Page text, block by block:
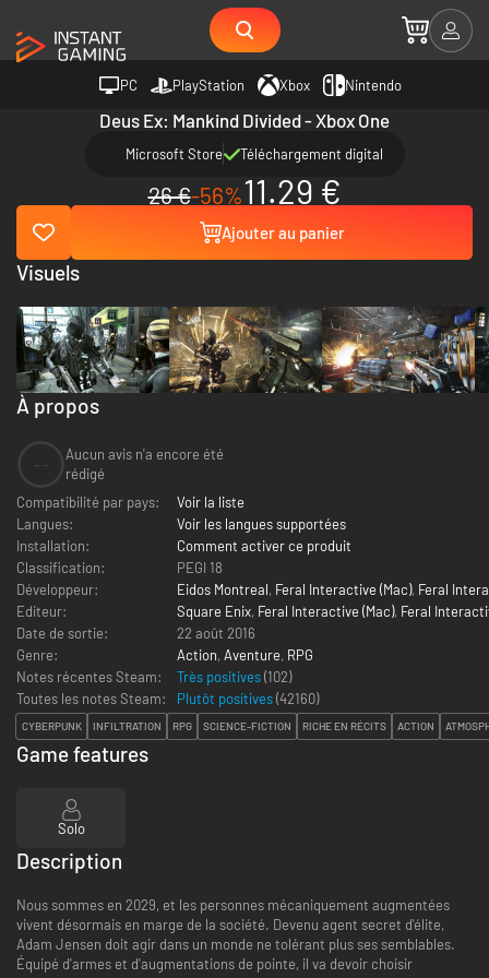
PC PlayStation Xbox Nintendo
Deus Ex: Mankind Divided - Xbox One
Microsoft Store Téléchargement digital
26 €-56%11.29 €
Ajouter au panier
À propos
Aucun avis n'a encore été
rédigé
Compatibilité par pays:
Voir la liste
Langues:
Voir les langues supportées
Installation:
Comment activer ce produit
Classification:
PEGI 18
Développeur:
Eidos Montreal, Feral Interactive (Mac), Feral
Editeur:
Square Enix, Feral Interactive (Mac), Feral
Date de sortie:
22 août 2016
Genre:
Action, Aventure, RPG
Notes récentes Steam:
Très positives(102)
Toutes les notes Steam:
Plutôt positives(42160)
CYBERPUNK INFILTRATION RPG SCIENCE-FICTION RICHE EN RÉCITS ACTION
Visuels
Game features
Solo
Description
Nous sommes en 2029, et les personnes mécaniquement augmentées
vivent désormais en marge de la société. Devenu agent secret d'élite,
Adam Jensen doit agir dans un monde ne tolérant plus ses semblables.
Équipé d'armes et d'augmentations de pointe, il va devoir choisir